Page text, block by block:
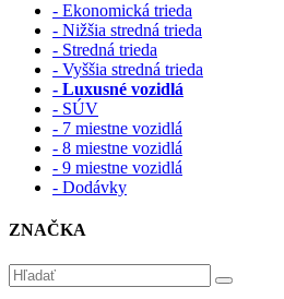
- Ekonomická trieda
- Nižšia stredná trieda
- Stredná trieda
- Vyššia stredná trieda
- Luxusné vozidlá
- SÚV
- 7 miestne vozidlá
- 8 miestne vozidlá
- 9 miestne vozidlá
- Dodávky
ZNAČKA